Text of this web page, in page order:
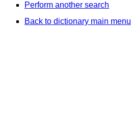
Perform another search
Back to dictionary main menu